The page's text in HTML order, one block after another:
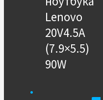
Lenovo
20V4.5A
(7.9×5.5)
90W